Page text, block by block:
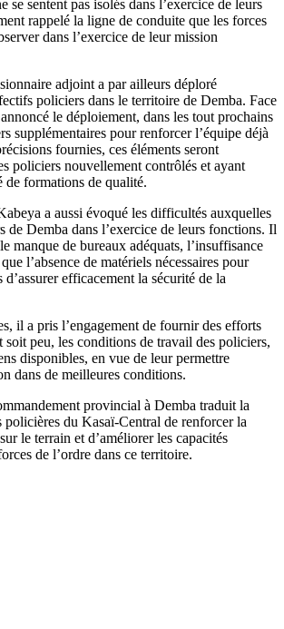
se sentent pas isolés dans l’exercice de leurs
rappelé la ligne de conduite que les forces
dans l’exercice de leur mission
adjoint a par ailleurs déploré
policiers dans le territoire de Demba. Face
le déploiement, dans les tout prochains
supplémentaires pour renforcer l’équipe déjà
fournies, ces éléments seront
policiers nouvellement contrôlés et ayant
de formations de qualité.
a aussi évoqué les difficultés auxquelles
de Demba dans l’exercice de leurs fonctions. Il
manque de bureaux adéquats, l’insuffisance
l’absence de matériels nécessaires pour
d’assurer efficacement la sécurité de la
il a pris l’engagement de fournir des efforts
soit peu, les conditions de travail des policiers,
disponibles, en vue de leur permettre
dans de meilleures conditions.
provincial à Demba traduit la
policières du Kasaï-Central de renforcer la
le terrain et d’améliorer les capacités
de l’ordre dans ce territoire.